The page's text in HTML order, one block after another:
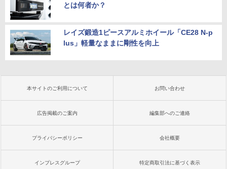
とは何者か？
レイズ鍛造1ピースアルミホイール「CE28 N-p
lus」軽量なままに剛性を向上
本サイトのご利用について お問い合わせ
広告掲載のご案内 編集部へのご連絡
プライバシーポリシー 会社概要
インプレスグループ 特定商取引法に基づく表示